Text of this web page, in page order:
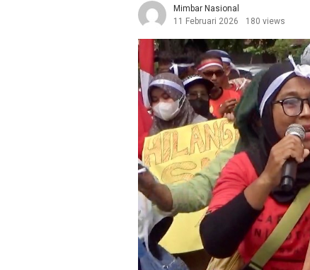
Mimbar Nasional
11 Februari 2026
180 views